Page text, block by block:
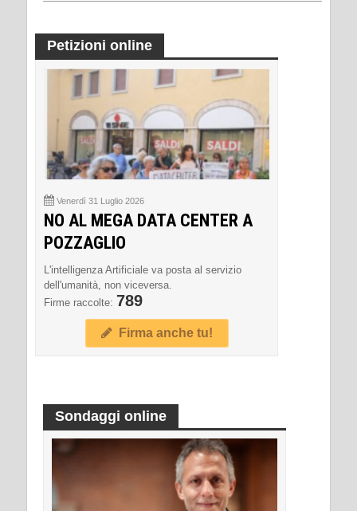
Petizioni online
Venerdì 31 Luglio 2026
NO AL MEGA DATA CENTER A
POZZAGLIO
L'intelligenza Artificiale va posta al servizio
dell'umanità, non viceversa.
Firme raccolte: 789
Firma anche tu!
Sondaggi online